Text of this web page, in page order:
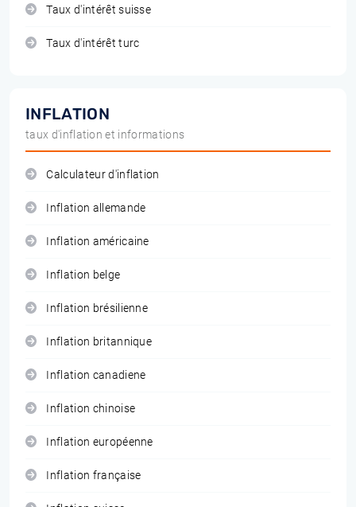
Taux d'intérêt suisse
Taux d'intérêt turc
INFLATION
taux d'inflation et informations
Calculateur d'inflation
Inflation allemande
Inflation américaine
Inflation belge
Inflation brésilienne
Inflation britannique
Inflation canadiene
Inflation chinoise
Inflation européenne
Inflation française